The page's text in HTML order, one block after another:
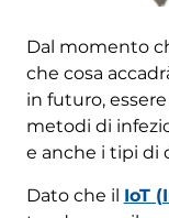
Dal momento
che cosa
in futuro,
metodi di
e anche i tipi di
Dato che il IoT